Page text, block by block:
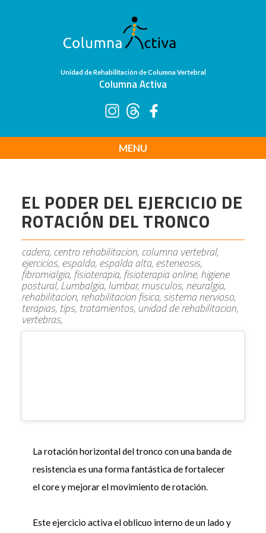
Unidad de Rehabilitación de Columna Vertebral
Columna Activa
MENU
EL PODER DEL EJERCICIO DE
ROTACIÓN DEL TRONCO
cadera, centro rehabilitacion, columna vertebral,
ejercicios, espalda, espalda alta, esteneosis,
fibromialgia, fisioterapia, fisioterapia online, higiene
postural, Lumbalgia, lumbar, musculos, neuralgia,
rehabilitacion, rehabilitacion fisica, sistema nervioso,
terapias, tips, tratamientos, unidad de rehabilitacion,
vertebras,
La rotación horizontal del tronco con una banda de
resistencia es una forma fantástica de fortalecer
el core y mejorar el movimiento de rotación.
Este ejercicio activa el oblicuo interno de un lado y